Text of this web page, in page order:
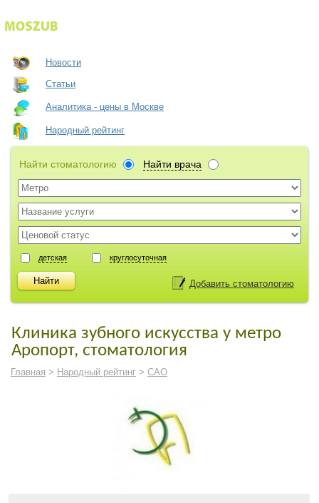
Новости
Статьи
Аналитика - цены в Москве
Народный рейтинг
Найти стоматологию Найти врача
детская круглосуточная
Добавить стоматологию
Клиника зубного искусства у метро
Аропорт, стоматология
Главная > Народный рейтинг > САО